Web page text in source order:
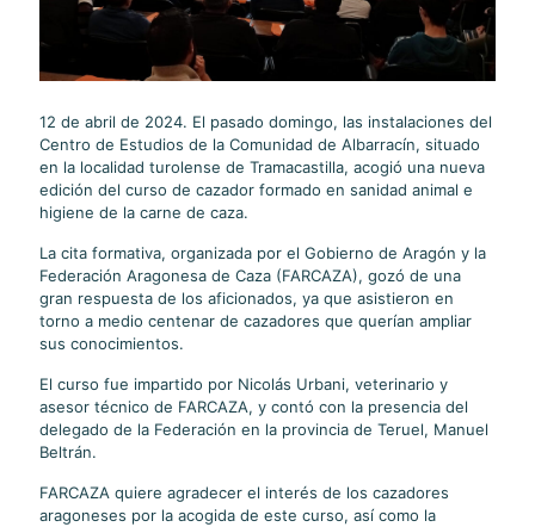
12 de abril de 2024. El pasado domingo, las instalaciones del
Centro de Estudios de la Comunidad de Albarracín, situado
en la localidad turolense de Tramacastilla, acogió una nueva
edición del curso de cazador formado en sanidad animal e
higiene de la carne de caza.
La cita formativa, organizada por el Gobierno de Aragón y la
Federación Aragonesa de Caza (FARCAZA), gozó de una
gran respuesta de los aficionados, ya que asistieron en
torno a medio centenar de cazadores que querían ampliar
sus conocimientos.
El curso fue impartido por Nicolás Urbani, veterinario y
asesor técnico de FARCAZA, y contó con la presencia del
delegado de la Federación en la provincia de Teruel, Manuel
Beltrán.
FARCAZA quiere agradecer el interés de los cazadores
aragoneses por la acogida de este curso, así como la